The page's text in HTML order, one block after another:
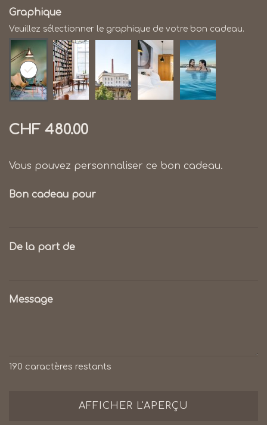
Graphique
Veuillez sélectionner le graphique de votre bon cadeau.
CHF 480.00
Vous pouvez personnaliser ce bon cadeau.
Bon cadeau pour
De la part de
Message
190 caractères restants
AFFICHER L'APERÇU